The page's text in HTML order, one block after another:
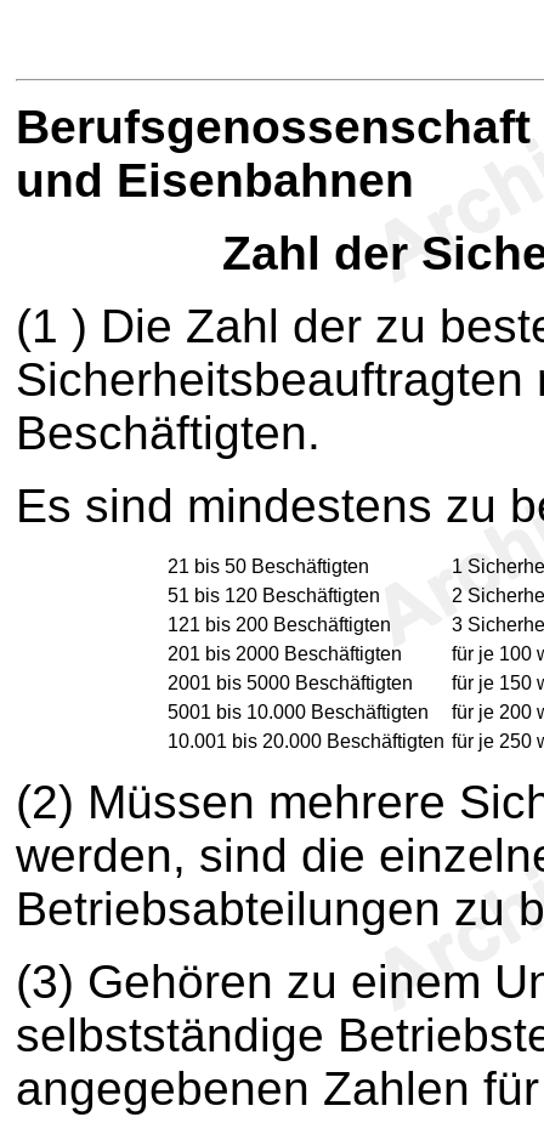
Berufsgenossenschaft
und Eisenbahnen
Zahl der
(1 ) Die Zahl der zu
Beschäftigten.
Es sind mindestens zu
21 bis 50 Beschäftigten
1
51 bis 120 Beschäftigten
2
121 bis 200 Beschäftigten
3
201 bis 2000 Beschäftigten
für je 100
2001 bis 5000 Beschäftigten
für je 150
5001 bis 10.000 Beschäftigten
für je 200
10.001 bis 20.000 Beschäftigten für je 250
(2) Müssen mehrere
werden, sind die
Betriebsabteilungen zu
(3) Gehören zu einem
selbstständige
angegebenen Zahlen